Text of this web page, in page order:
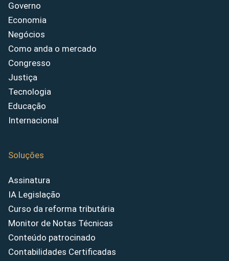
Governo
Economia
Negócios
Como anda o mercado
Congresso
Justiça
Tecnologia
Educação
Internacional
Soluções
Assinatura
IA Legislação
Curso da reforma tributária
Monitor de Notas Técnicas
Conteúdo patrocinado
Contabilidades Certificadas